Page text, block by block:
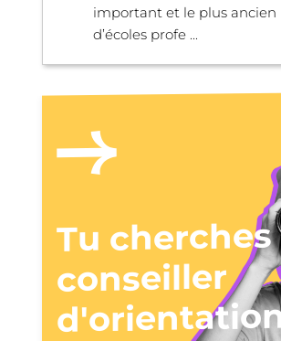
important et le plus ancien
d’écoles profe ...
Tu
conseiller